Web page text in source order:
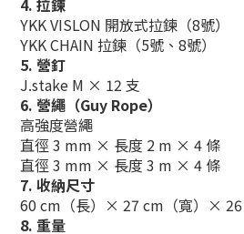
4. 拉鍊
YKK VISLON 開放式拉鍊（8號）
YKK CHAIN 拉鍊（5號、8號）
5. 營釘
J.stake M × 12 支
6. 營繩（Guy Rope）
高強度營繩
直徑 3 mm × 長度 2 m × 4 條
直徑 3 mm × 長度 3 m × 4 條
7. 收納尺寸
60 cm（長）× 27 cm（寬）× 26
8. 重量